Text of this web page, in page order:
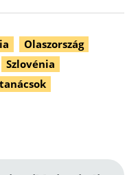
Olaszország
Szlovénia